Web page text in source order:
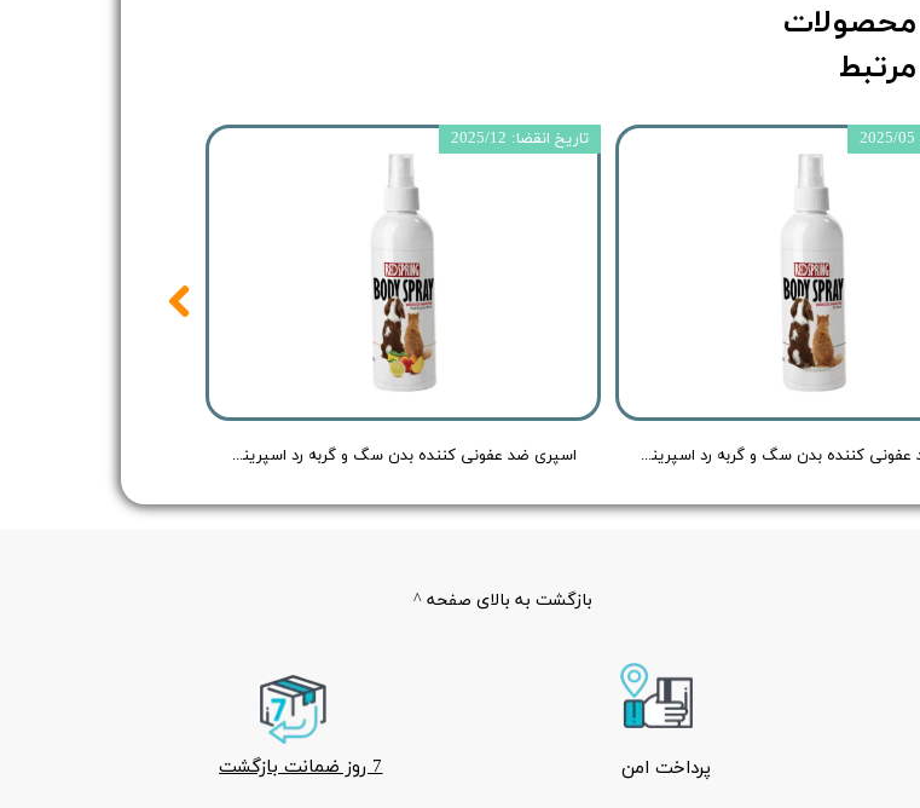
اسپری ضد عفونی کننده بدن سگ و گربه رد اسپرینگ با رایحه هلو و لیمو - Redspring Cat & Dog Body Spray Peach & Lemon Flavour - حجم 150 میلی لیتر
تاریخ انقضا: 2025/12
اسپری ضد عفونی کننده بدن سگ و گربه رد اسپرینگ بدون رایحه - Redspring Cat & Dog Body Spray no Flavour - حجم 150 میلی لیتر
محصولات
مرتبط
پرداخت امن 7 روز ضمانت بازگشت
بازگشت به بالای صفحه ^